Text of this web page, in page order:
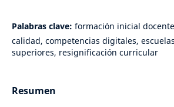
Palabras clave: formación inicial
calidad, competencias digitales,
superiores, resignificación curricular
Resumen